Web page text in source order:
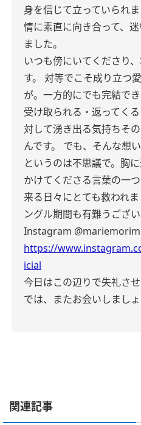
身を信じて立っていられ
情に素直に向き合って、
ました。
いつも傍にいてくださり
す。
対等でこそ成り立つ
が。一方的にでも完結で
受け取られる・返ってく
対して湧き出る気持ちそ
んです。
でも、そんな想
というのは不思議で。胸
かけてくださる言葉の一
来る日々にとても救われま
ングル期間も有難うござい
Instagram
https://
icial
今日はこの辺りで失礼させ
では、またお会いしましょ
関連記事